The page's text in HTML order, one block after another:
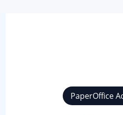
PaperOffice